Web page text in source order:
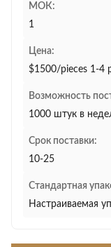
МОК:
1
Цена:
$1500/pieces 1-4
Возможность
1000 штук в
Срок поставки:
10-25
Стандартная
Настраиваемая